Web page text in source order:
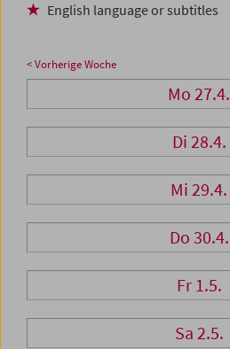
English language or subtitles
< Vorherige Woche
Mo 27.4.
Di 28.4.
Mi 29.4.
Do 30.4.
Fr 1.5.
Sa 2.5.